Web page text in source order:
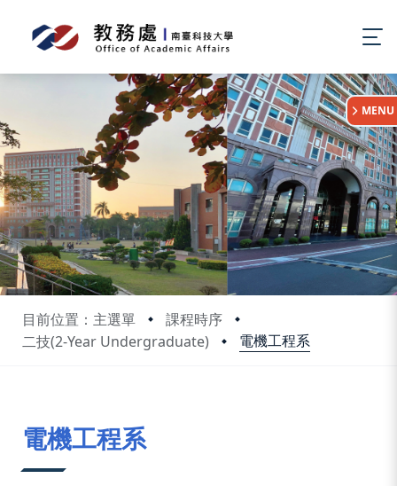
目前位置：主選單
課程時序
二技(2-Year Undergraduate)
電機工程系
:::
MENU
電機工程系